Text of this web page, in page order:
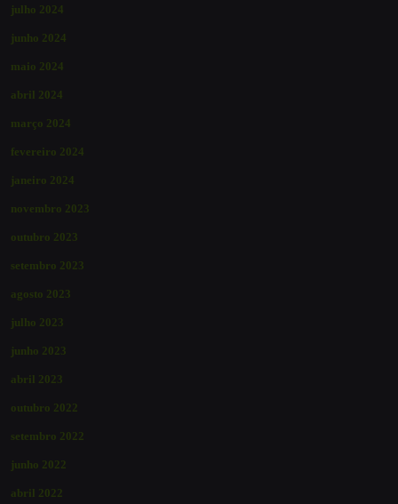
julho 2024
junho 2024
maio 2024
abril 2024
março 2024
fevereiro 2024
janeiro 2024
novembro 2023
outubro 2023
setembro 2023
agosto 2023
julho 2023
junho 2023
abril 2023
outubro 2022
setembro 2022
junho 2022
abril 2022